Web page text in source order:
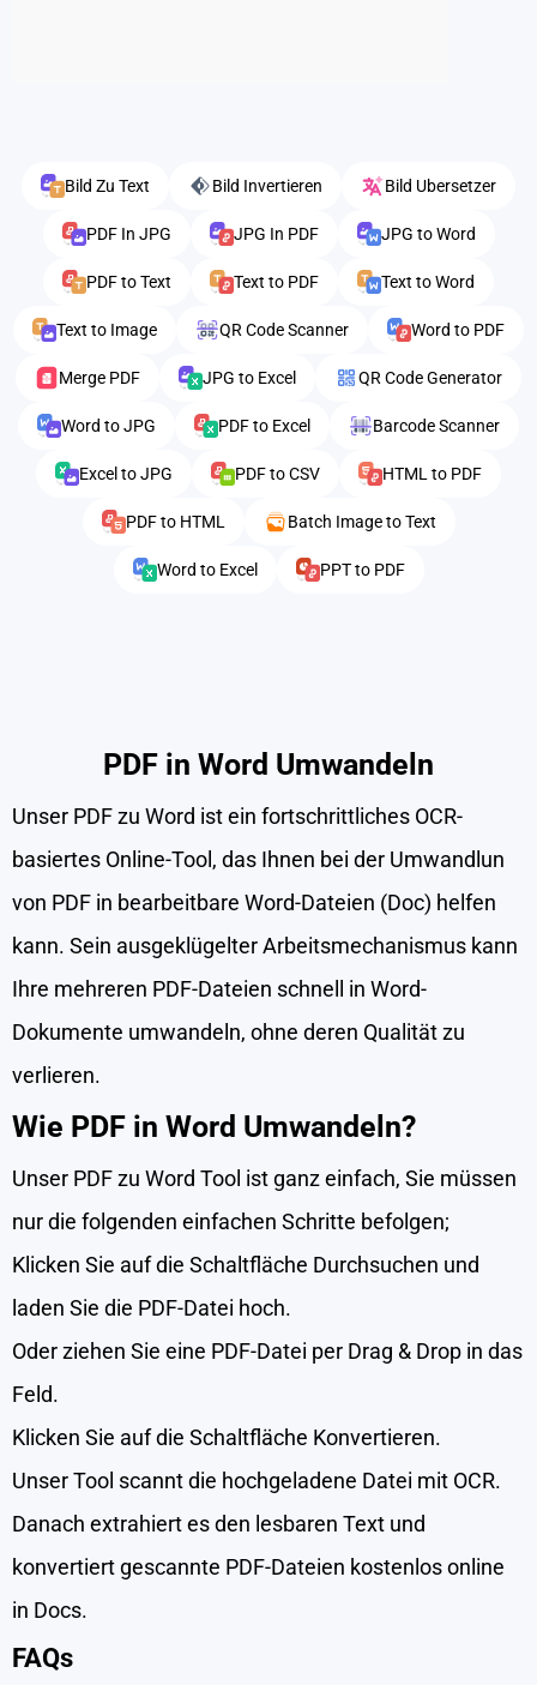
Bild Zu Text Bild Invertieren Bild Ubersetzer
PDF In JPG JPG In PDF JPG to Word
PDF to Text Text to PDF Text to Word
Text to Image QR Code Scanner Word to PDF
Merge PDF JPG to Excel QR Code Generator
Word to JPG PDF to Excel Barcode Scanner
Excel to JPG PDF to CSV HTML to PDF
PDF to HTML Batch Image to Text
Word to Excel PPT to PDF
PDF in Word Umwandeln
Unser PDF zu Word ist ein fortschrittliches OCR-
basiertes Online-Tool, das Ihnen bei der Umwandlun
von PDF in bearbeitbare Word-Dateien (Doc) helfen
kann. Sein ausgeklügelter Arbeitsmechanismus kann
Ihre mehreren PDF-Dateien schnell in Word-
Dokumente umwandeln, ohne deren Qualität zu
verlieren.
Wie PDF in Word Umwandeln?
Unser PDF zu Word Tool ist ganz einfach, Sie müssen
nur die folgenden einfachen Schritte befolgen;
Klicken Sie auf die Schaltfläche Durchsuchen und
laden Sie die PDF-Datei hoch.
Oder ziehen Sie eine PDF-Datei per Drag & Drop in das
Feld.
Klicken Sie auf die Schaltfläche Konvertieren.
Unser Tool scannt die hochgeladene Datei mit OCR.
Danach extrahiert es den lesbaren Text und
konvertiert gescannte PDF-Dateien kostenlos online
in Docs.
FAQs